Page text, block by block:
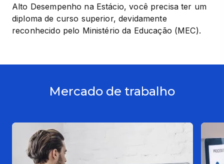
Alto Desempenho na Estácio, você precisa ter um
diploma de curso superior, devidamente
reconhecido pelo Ministério da Educação (MEC).
Mercado de trabalho